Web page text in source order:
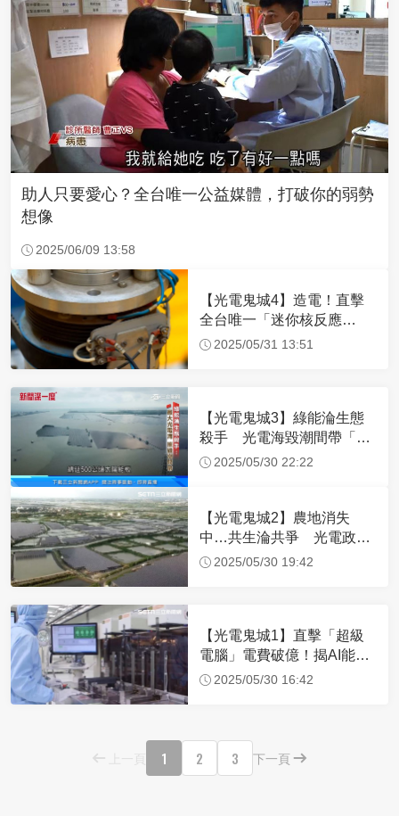
助人只要愛心？全台唯一公益媒體，打破你的弱勢
想像
2025/06/09 13:58
【光電鬼城4】造電！直擊
全台唯一「迷你核反應
爐」 SMR成趨勢
2025/05/31 13:51
【光電鬼城3】綠能淪生態
殺手 光電海毀潮間帶「環
評管不著」
2025/05/30 22:22
【光電鬼城2】農地消失
中…共生淪共爭 光電政策
變調了嗎？
2025/05/30 19:42
【光電鬼城1】直擊「超級
電腦」電費破億！揭AI能源
巨獸真面目
2025/05/30 16:42
上一頁 1 2 3 下一頁